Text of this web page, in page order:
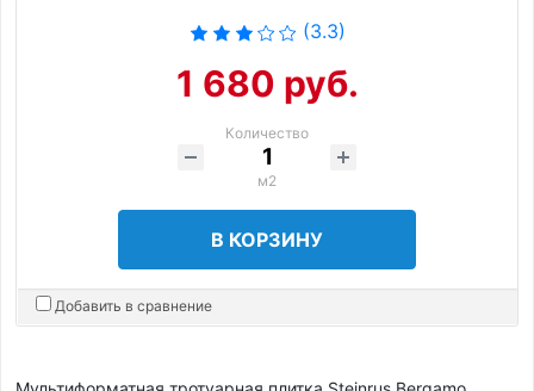
(3.3)
1 680 руб.
Количество
м2
В КОРЗИНУ
Добавить в сравнение